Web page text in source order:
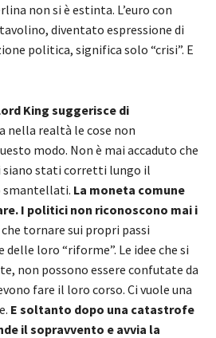
non si è estinta. L’euro con
diventato espressione di
politica, significa solo “crisi”. E
King suggerisce di
nella realtà le cose non
modo. Non è mai accaduto che
stati corretti lungo il
smantellati. La moneta comune
I politici non riconoscono mai i
tornare sui propri passi
loro “riforme”. Le idee che si
non possono essere confutate da
fare il loro corso. Ci vuole una
E soltanto dopo una catastrofe
il sopravvento e avvia la